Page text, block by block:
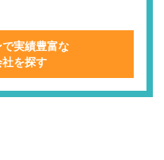
実績豊富な
を探す